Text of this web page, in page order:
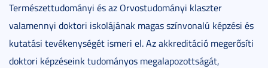
Természettudományi és az Orvostudományi klaszter
valamennyi doktori iskolájának magas színvonalú képzési és
kutatási tevékenységét ismeri el. Az akkreditáció megerősíti
doktori képzéseink tudományos megalapozottságát,